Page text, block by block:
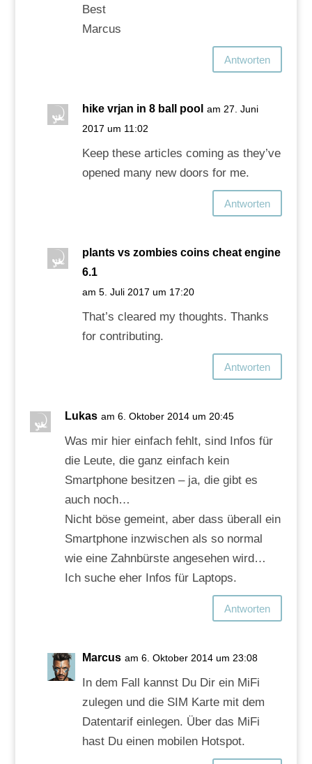
Best
Marcus
Antworten
hike vrjan in 8 ball pool am 27. Juni
2017 um 11:02
Keep these articles coming as they’ve
opened many new doors for me.
Antworten
plants vs zombies coins cheat engine
6.1
am 5. Juli 2017 um 17:20
That’s cleared my thoughts. Thanks
for contributing.
Antworten
Lukas am 6. Oktober 2014 um 20:45
Was mir hier einfach fehlt, sind Infos für
die Leute, die ganz einfach kein
Smartphone besitzen – ja, die gibt es
auch noch…
Nicht böse gemeint, aber dass überall ein
Smartphone inzwischen als so normal
wie eine Zahnbürste angesehen wird…
Ich suche eher Infos für Laptops.
Antworten
Marcus am 6. Oktober 2014 um 23:08
In dem Fall kannst Du Dir ein MiFi
zulegen und die SIM Karte mit dem
Datentarif einlegen. Über das MiFi
hast Du einen mobilen Hotspot.